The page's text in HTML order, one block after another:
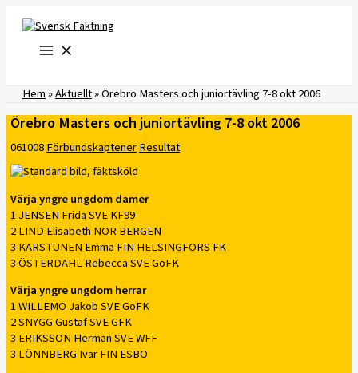
innehåll
Hem»Aktuellt»Örebro Masters och juniortävling 7-8 okt 2006
Örebro Masters och juniortävling 7-8 okt 2006
061008FörbundskaptenerResultat
Värja yngre ungdom damer
1 JENSEN Frida SVE KF99
2 LIND Elisabeth NOR BERGEN
3 KARSTUNEN Emma FIN HELSINGFORS FK
3 ÖSTERDAHL Rebecca SVE GoFK
Värja yngre ungdom herrar
1 WILLEMO Jakob SVE GoFK
2 SNYGG Gustaf SVE GFK
3 ERIKSSON Herman SVE WFF
3 LÖNNBERG Ivar FIN ESBO